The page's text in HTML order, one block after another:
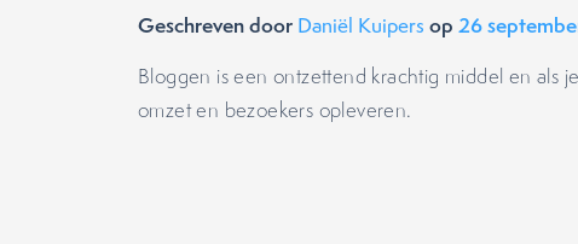
Geschreven door Daniël Kuipers op 26
Bloggen is een ontzettend krachtig middel en als
omzet en bezoekers opleveren.